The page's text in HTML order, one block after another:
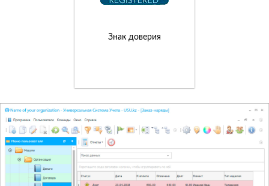
Знак доверия